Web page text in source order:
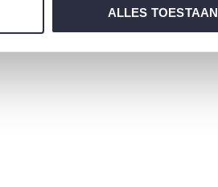
ALLES TOESTAAN